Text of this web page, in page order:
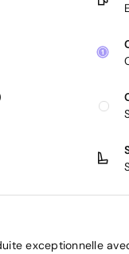
exceptionnelle